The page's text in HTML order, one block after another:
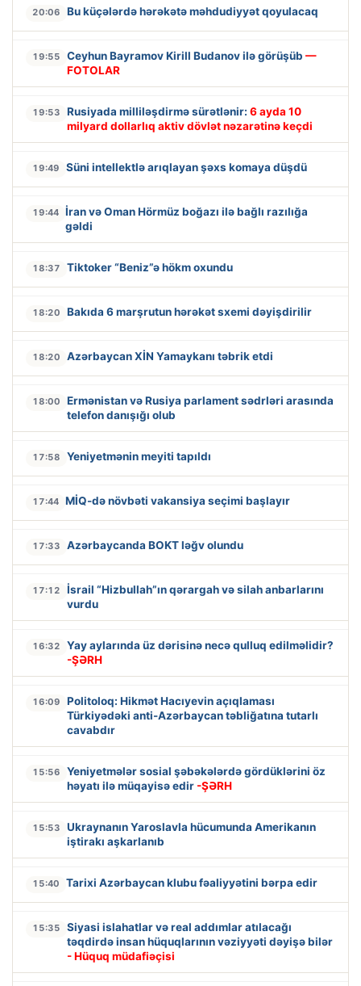
20:06 Bu küçələrdə hərəkətə məhdudiyyət qoyulacaq
19:55 Ceyhun Bayramov Kirill Budanov ilə görüşüb —
FOTOLAR
19:53 Rusiyada milliləşdirmə sürətlənir: 6 ayda 10
milyard dollarlıq aktiv dövlət nəzarətinə keçdi
19:49 Süni intellektlə arıqlayan şəxs komaya düşdü
19:44 İran və Oman Hörmüz boğazı ilə bağlı razılığa
gəldi
18:37 Tiktoker “Beniz”ə hökm oxundu
18:20 Bakıda 6 marşrutun hərəkət sxemi dəyişdirilir
18:20 Azərbaycan XİN Yamaykanı təbrik etdi
18:00
Ermənistan və Rusiya parlament sədrləri arasında
telefon danışığı olub
17:58 Yeniyetmənin meyiti tapıldı
17:44 MİQ-də növbəti vakansiya seçimi başlayır
17:33 Azərbaycanda BOKT ləğv olundu
17:12
İsrail “Hizbullah”ın qərargah və silah anbarlarını
vurdu
16:32
Yay aylarında üz dərisinə necə qulluq edilməlidir?
-ŞƏRH
16:09
Politoloq: Hikmət Hacıyevin açıqlaması
Türkiyədəki anti-Azərbaycan təbliğatına tutarlı
cavabdır
15:56
Yeniyetmələr sosial şəbəkələrdə gördüklərini öz
həyatı ilə müqayisə edir -ŞƏRH
15:53
Ukraynanın Yaroslavla hücumunda Amerikanın
iştirakı aşkarlanıb
15:40 Tarixi Azərbaycan klubu fəaliyyətini bərpa edir
15:35
Siyasi islahatlar və real addımlar atılacağı
təqdirdə insan hüquqlarının vəziyyəti dəyişə bilər
- Hüquq müdafiəçisi